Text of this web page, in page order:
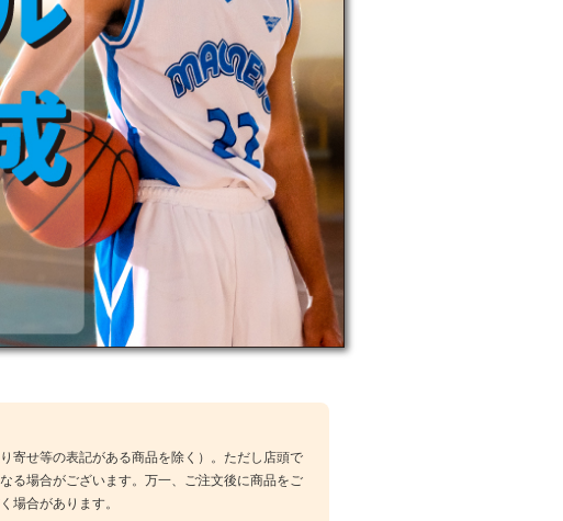
寄せ等の表記がある商品を除く）。ただし店頭で
る場合がございます。万一、ご注文後に商品をご
場合があります。